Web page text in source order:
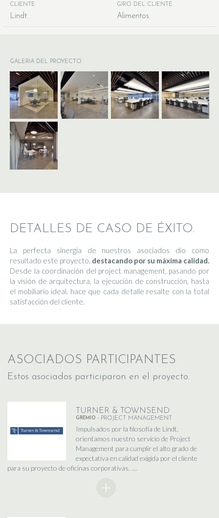
CLIENTE
Lindt
GIRO DEL CLIENTE
Alimentos
GALERIA DEL PROYECTO
DETALLES DE CASO DE ÉXITO.
La perfecta sinergia de nuestros asociados dio como
resultado este proyecto, destacando por su máxima calidad.
Desde la coordinación del project management, pasando por
la visión de arquitectura, la ejecución de construcción, hasta
el mobiliario ideal, hace que cada detalle resalte con la total
satisfacción del cliente.
ASOCIADOS PARTICIPANTES
Estos asociados participaron en el proyecto.
TURNER & TOWNSEND
GREMIO - PROJECT MANAGEMENT
Impulsados por la filosofía de Lindt,
orientamos nuestro servicio de Project
Management para cumplir el alto grado de
expectativa en calidad exigida por el cliente
para su proyecto de oficinas corporativas. ....